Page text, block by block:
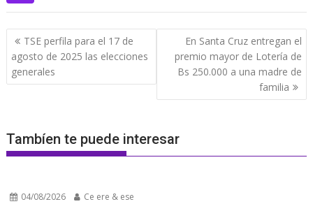
Navegación
de
entradas
TSE perfila para el 17 de
agosto de 2025 las elecciones
generales
En Santa Cruz entregan el
premio mayor de Lotería de
Bs 250.000 a una madre de
familia
Tambíen te puede interesar
04/08/2026 Ce ere & ese